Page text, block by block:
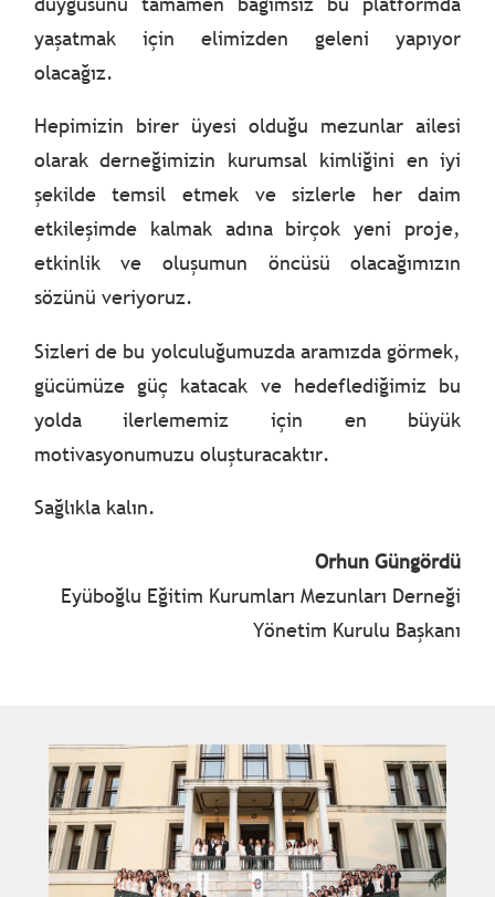
yaşatmak için elimizden geleni yapıyor
olacağız.
Hepimizin birer üyesi olduğu mezunlar ailesi
olarak derneğimizin kurumsal kimliğini en iyi
şekilde temsil etmek ve sizlerle her daim
etkileşimde kalmak adına birçok yeni proje,
etkinlik ve oluşumun öncüsü olacağımızın
sözünü veriyoruz.
Sizleri de bu yolculuğumuzda aramızda görmek,
gücümüze güç katacak ve hedeflediğimiz bu
yolda ilerlememiz için en büyük
motivasyonumuzu oluşturacaktır.
Sağlıkla kalın.
Orhun Güngördü
Eyüboğlu Eğitim Kurumları Mezunları Derneği
Yönetim Kurulu Başkanı